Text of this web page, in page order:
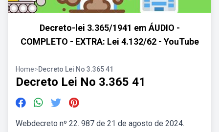
Decreto-lei 3.365/1941 em ÁUDIO -
COMPLETO - EXTRA: Lei 4.132/62 - YouTube
Home>Decreto Lei No 3.365 41
Decreto Lei No 3.365 41
Webdecreto nº 22. 987 de 21 de agosto de 2024.